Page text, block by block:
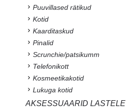
Puuvillased rätikud
Kotid
Kaarditaskud
Pinalid
Scrunchie/patsikumm
Telefonikott
Kosmeetikakotid
Lukuga kotid
AKSESSUAARID LASTELE